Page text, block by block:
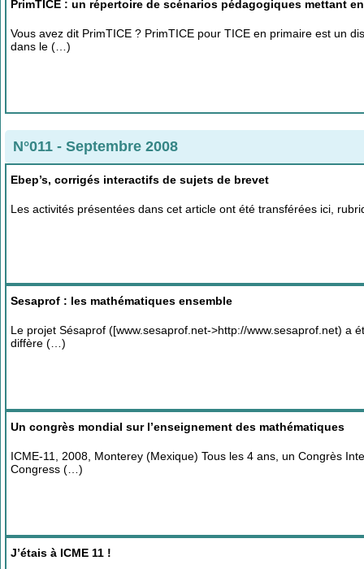
PrimTICE : un répertoire de scénarios pédagogiques mettant
Vous avez dit PrimTICE ? PrimTICE pour TICE en primaire est un
dans le (…)
N°011 - Septembre 2008
Ebep’s, corrigés interactifs de sujets de brevet
Les activités présentées dans cet article ont été transférées ici,
Sesaprof : les mathématiques ensemble
Le projet Sésaprof ([www.sesaprof.net->http://www.sesaprof.net) a
diffère (…)
Un congrès mondial sur l’enseignement des mathématiques
ICME-11, 2008, Monterey (Mexique) Tous les 4 ans, un Congrès
Congress (…)
J’étais à ICME 11 !